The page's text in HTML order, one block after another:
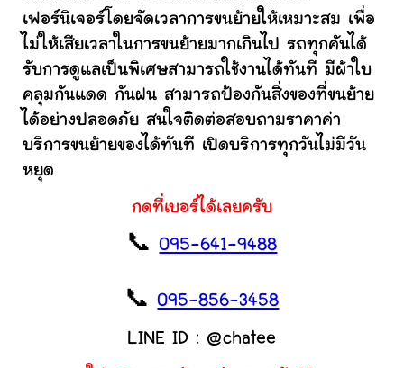
เฟอร์นิเจอร์โดยจัดเวลาการขนย้ายให้เหมาะสม เพื่อ
ไม่ให้เสียเวลาในการขนย้ายมากเกินไป รถทุกคันได้
รับการดูแลเป็นพิเศษสามารถใช้งานได้ทันที มีผ้าใบ
คลุมกันแดด กันฝน สามารถป้องกันสิ่งของที่ขนย้าย
ได้อย่างปลอดภัย สนใจติดต่อสอบถามราคาค่า
บริการขนย้ายของได้ทันที เปิดบริการทุกวันไม่มีวัน
หยุด
กดที่เบอร์ได้เลยครับ
📞095-641-9488
📞095-856-3458
LINE ID : @chatee